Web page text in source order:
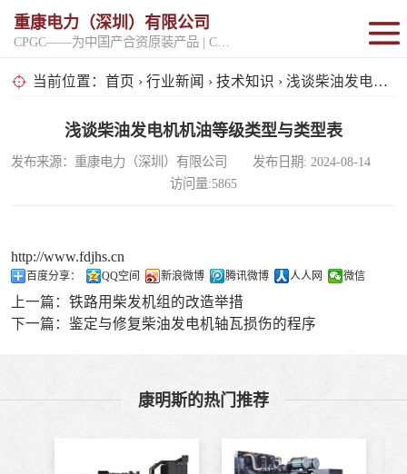
重康电力（深圳）有限公司
当前位置： 首页 › 行业新闻 › 技术知识 › 浅谈柴油发电机机油等级类型与类型表
浅谈柴油发电机机油等级类型与类型表
发布来源：重康电力（深圳）有限公司 发布日期: 2024-08-14
访问量:5865
http://www.fdjhs.cn
百度分享： QQ空间 新浪微博 腾讯微博 人人网 微信
上一篇： 铁路用柴发机组的改造举措
下一篇： 鉴定与修复柴油发电机轴瓦损伤的程序
康明斯的热门推荐
固定开架式
超静音型
移动电站